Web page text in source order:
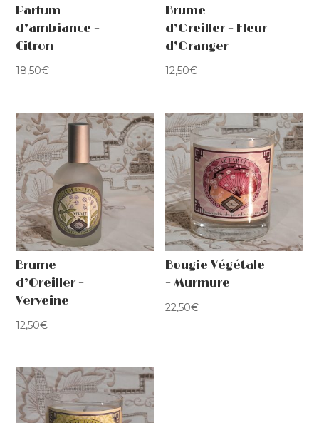
Parfum
d’ambiance –
Citron
18,50€
Brume
d’Oreiller – Fleur
d’Oranger
12,50€
Brume
d’Oreiller –
Verveine
12,50€
Bougie Végétale
– Murmure
22,50€